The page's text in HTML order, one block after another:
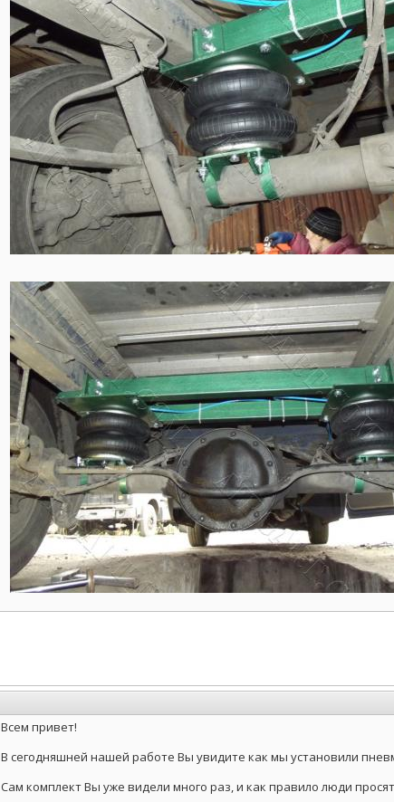
Всем привет!
В сегодняшней нашей работе Вы увидите как мы установили
Сам комплект Вы уже видели много раз, и как правило люди